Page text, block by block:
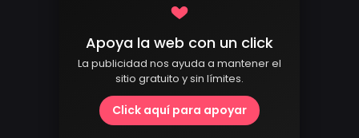
Apoya la web con un click
La publicidad nos ayuda a mantener el
sitio gratuito y sin límites.
Click aquí para apoyar